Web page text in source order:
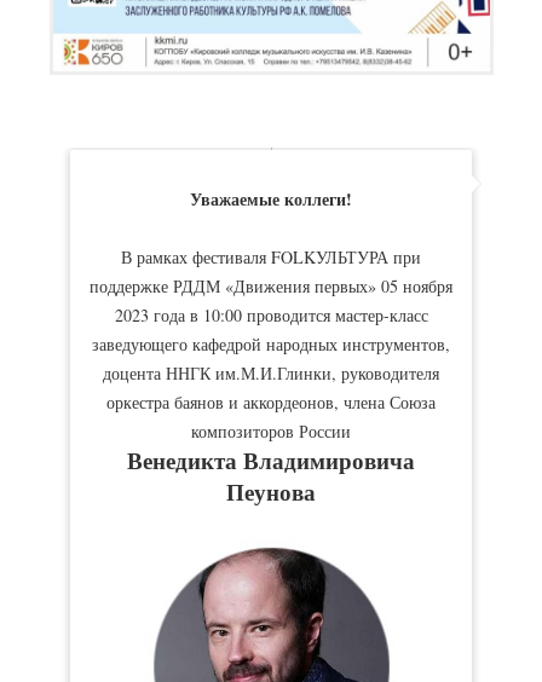
Уважаемые коллеги!
В рамках фестиваля FOLKУЛЬТУРА при
поддержке РДДМ «Движения первых» 05 ноября
2023 года в 10:00 проводится мастер-класс
заведующего кафедрой народных инструментов,
доцента ННГК им.М.И.Глинки, руководителя
оркестра баянов и аккордеонов, члена Союза
композиторов России
Венедикта Владимировича
Пеунова